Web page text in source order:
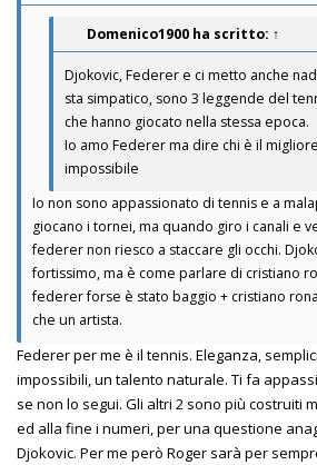
Domenico1900 ha scritto: ↑
Djokovic, Federer e ci metto anche
sta simpatico, sono 3 leggende del
che hanno giocato nella stessa epoca.
Io amo Federer ma dire chi è il
impossibile
Io non sono appassionato di tennis e a
giocano i tornei, ma quando giro i canali e
federer non riesco a staccare gli occhi.
fortissimo, ma è come parlare di cristiano
federer forse è stato baggio + cristiano
che un artista.
Federer per me è il tennis. Eleganza,
impossibili, un talento naturale. Ti fa
se non lo segui. Gli altri 2 sono più costruiti
ed alla fine i numeri, per una questione
Djokovic. Per me però Roger sarà per